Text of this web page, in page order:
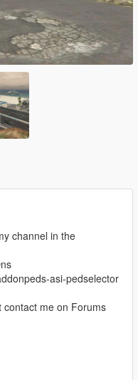
channel in the
asi-pedselector
contact me on Forums